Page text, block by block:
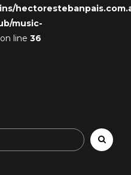
music-
on line 36